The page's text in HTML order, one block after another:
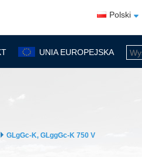
Polski
UNIA EUROPEJSKA
GLgGc-K, GLggGc-K 750 V